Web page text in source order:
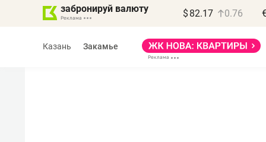
забронируй валюту $ 82.17 0.76
Казань Закамье